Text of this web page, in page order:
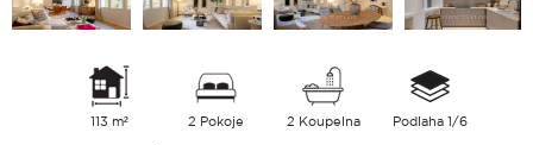
113 m² 2 Pokoje 2 Koupelna Podlaha 1/6